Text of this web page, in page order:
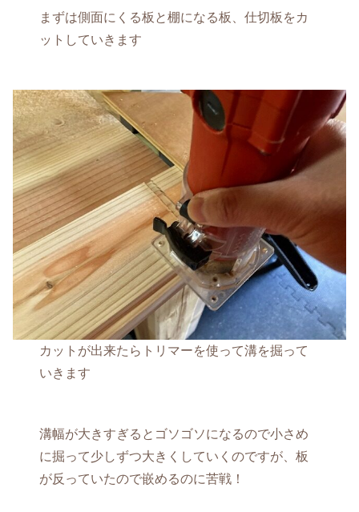
まずは側面にくる板と棚になる板、仕切板をカ
ットしていきます
カットが出来たらトリマーを使って溝を掘って
いきます
溝幅が大きすぎるとゴソゴソになるので小さめ
に掘って少しずつ大きくしていくのですが、板
が反っていたので嵌めるのに苦戦！